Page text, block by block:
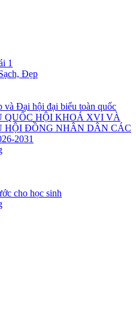
1
Đẹp
và Đại hội đại biểu toàn quốc
QUỐC HỘI KHOÁ XVI VÀ
HỘI ĐỒNG NHÂN DÂN CÁC
2031
cho học sinh